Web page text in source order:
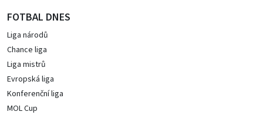
FOTBAL DNES
Liga národů
Chance liga
Liga mistrů
Evropská liga
Konferenční liga
MOL Cup